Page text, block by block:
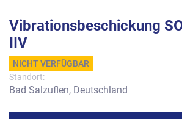
Vibrationsbeschickung
IIV
NICHT VERFÜGBAR
Standort:
Bad Salzuflen, Deutschland